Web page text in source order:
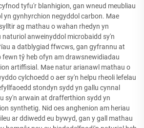
tyfu'r blanhigion, gan wneud meubliau
yn gynhyrchion negyddol carbon. Mae
ag mathau o wahan rhedyn yn
anweinyddol microbaidd sy'n
a datblygiad ffwcws, gan gyfrannu at
fewn tŷ heb ofyn am drawsnewidiadau
artiffisial. Mae natur arianawl mathau o
cylchoedd o aer sy'n helpu rheoli lefelau
stondyn sydd yn gallu cynnal
sy'n arwain at drafferthion sydd yn
synthetig. Nid oes anghenion am heriau
ar ddiwedd eu bywyd, gan y gall mathau